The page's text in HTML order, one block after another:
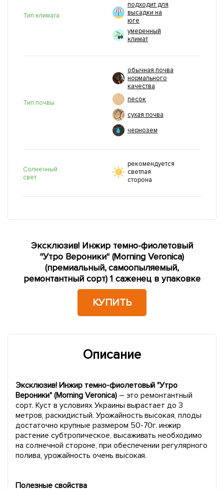
Тип климата
подходит для
высадки на
юге
умеренный
климат
Тип почвы
обычная почва
нормального
качества
песок
сухая почва
чернозем
Солнечный
свет
рекомендуется
светлая
сторона
Эксклюзив! Инжир темно-фиолетовый
"Утро Вероники" (Morning Veronica)
(премиальный, самоопыляемый,
ремонтантный сорт) 1 саженец в упаковке
КУПИТЬ
Описание
Эксклюзив! Инжир темно-фиолетовый "Утро
Вероники" (Morning Veronica)– это ремонтантный
сорт. Куст в условиях Украины вырастает до 3
метров, раскидистый. Урожайность высокая, плоды
достаточно крупные размером 50-70г. инжир
растение субтропическое, высаживать необходимо
на солнечной стороне, при обеспечении регулярного
полива, урожайность очень высокая.
Полезные свойства